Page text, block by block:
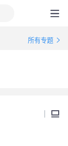
所有专题